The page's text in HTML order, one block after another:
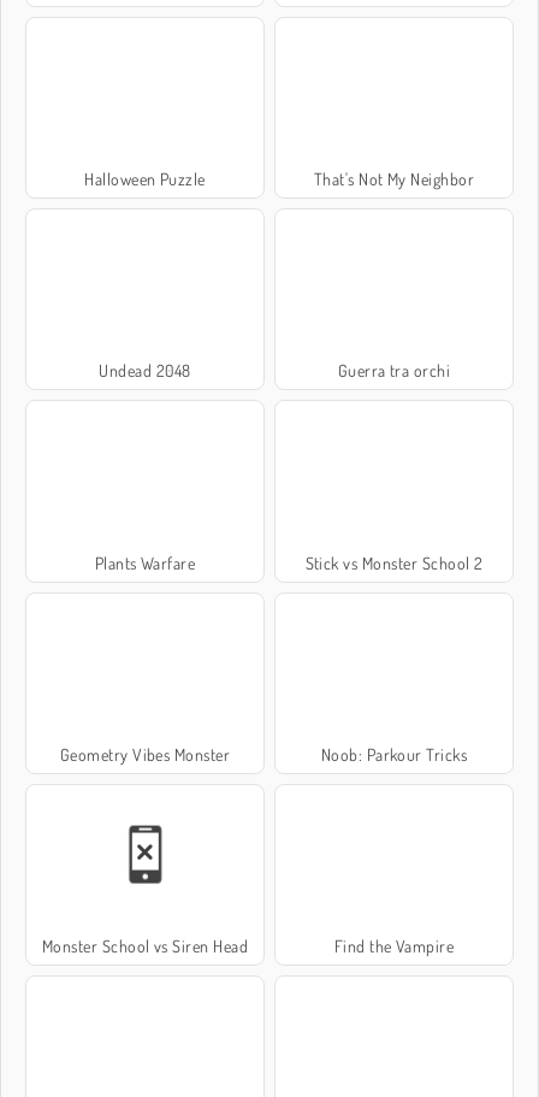
Halloween Puzzle That's Not My Neighbor
Undead 2048 Guerra tra orchi
Plants Warfare Stick vs Monster School 2
Geometry Vibes Monster Noob: Parkour Tricks
Monster School vs Siren Head Find the Vampire